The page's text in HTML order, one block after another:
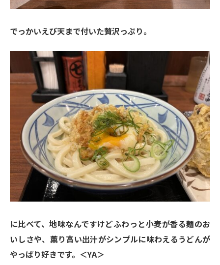
でっかいえび天まで付いた贅沢っぷり。
に比べて、地味なんですけどふわっと小麦が香る麺のお
いしさや、薫り高い出汁がシンプルに味わえるうどんが
やっぱり好きです。＜YA＞